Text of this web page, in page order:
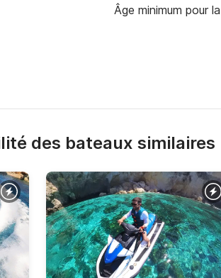
l'île de Comino à la côte nord de
la course à travers les vagues ou
WaveRunner VX 2024 sont prêts pour
Âge minimum pour
des bateaux similaires